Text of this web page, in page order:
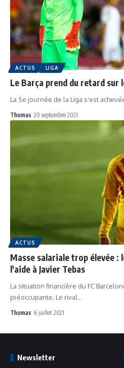
ACTUS LIGA
Le Barça prend du retard sur
La 5e journée de la Liga s'est
Thomas 20 septembre 2021
ACTUS
Masse salariale trop élevée :
l'aide à Javier Tebas
La situation financière du FC
préoccupante. Le rival…
Thomas 6 juillet 2021
Newsletter